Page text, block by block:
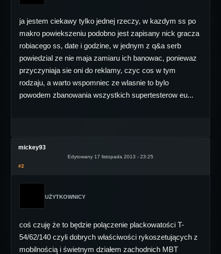
ja jestem ciekawy tylko jednej rzeczy, w kazdym ss po
makro powiekszeniu podobno jest zapisany nick gracza
robiacego ss, date i godzine, w jednym z q&a serb
powiedzial ze nie maja zamiaru ich banowac, poniewaz
przyczyniaja sie oni do reklamy, czyc cos w tym
rodzaju, a warto wspomniec ze wlasnie to bylo
powodem zbanowania wszystkich supertesterow eu...
mickey93
Edytowany 17 listopada 2013 - 23:25
#2
UŻYTKOWNICY
coś czuję że to będzie polączenie plackowatości T-
54/62/140 czyli dobrych właściwości rykoszetujących z
mobilnością i świetnym działem zachodnich MBT